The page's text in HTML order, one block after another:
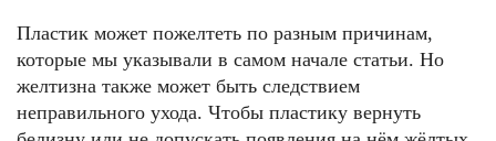
Пластик может пожелтеть по разным причинам,
которые мы указывали в самом начале статьи. Но
желтизна также может быть следствием
неправильного ухода. Чтобы пластику вернуть